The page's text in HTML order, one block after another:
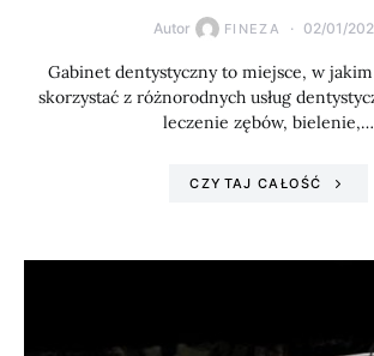
Autor FINEZA 02/01/
Gabinet dentystyczny to miejsce, w
skorzystać z różnorodnych usług
leczenie zębów, bielenie,…
CZYTAJ CAŁOŚĆ